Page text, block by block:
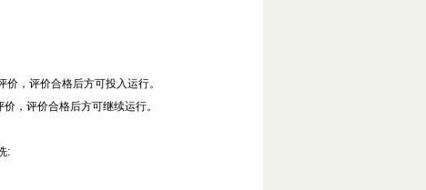
，评价合格后方可投入运行。
，评价合格后方可继续运行。
: